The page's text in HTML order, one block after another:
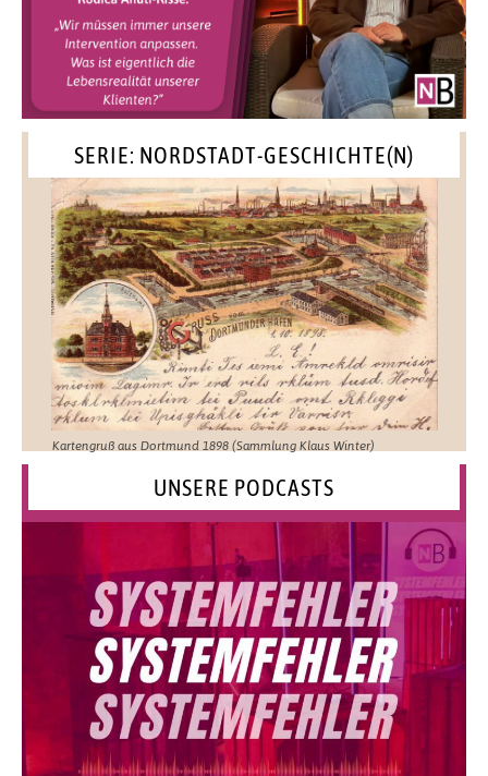
SERIE: NORDSTADT-GESCHICHTE(N)
Kartengruß aus Dortmund 1898 (Sammlung Klaus Winter)
UNSERE PODCASTS